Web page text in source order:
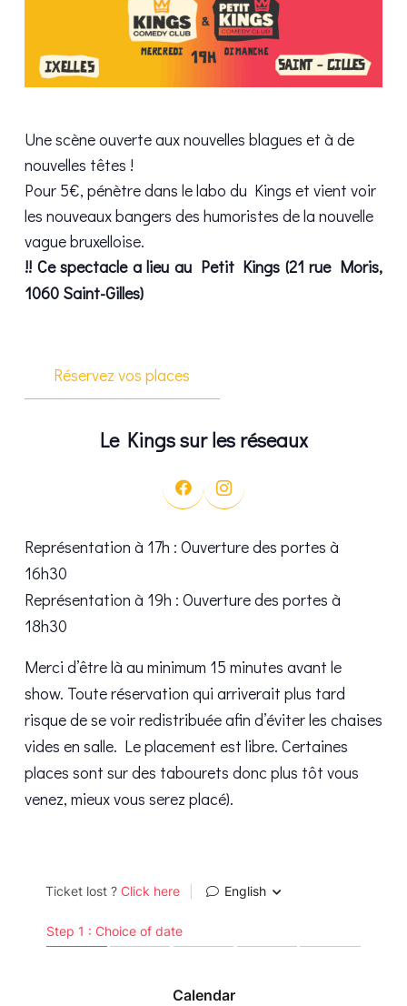
Une scène ouverte aux nouvelles blagues et à de
nouvelles têtes !
Pour 5€, pénètre dans le labo du Kings et vient voir
les nouveaux bangers des humoristes de la nouvelle
vague bruxelloise.
!! Ce spectacle a lieu au Petit Kings (21 rue Moris,
1060 Saint-Gilles)
Réservez vos places
Le Kings sur les réseaux
Représentation à 17h : Ouverture des portes à
16h30
Représentation à 19h : Ouverture des portes à
18h30
Merci d’être là au minimum 15 minutes avant le
show. Toute réservation qui arriverait plus tard
risque de se voir redistribuée afin d’éviter les chaises
vides en salle. Le placement est libre. Certaines
places sont sur des tabourets donc plus tôt vous
venez, mieux vous serez placé).